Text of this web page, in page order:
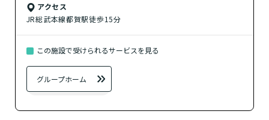
アクセス
JR総武本線都賀駅徒歩15分
この施設で受けられるサービスを見る
グループホーム